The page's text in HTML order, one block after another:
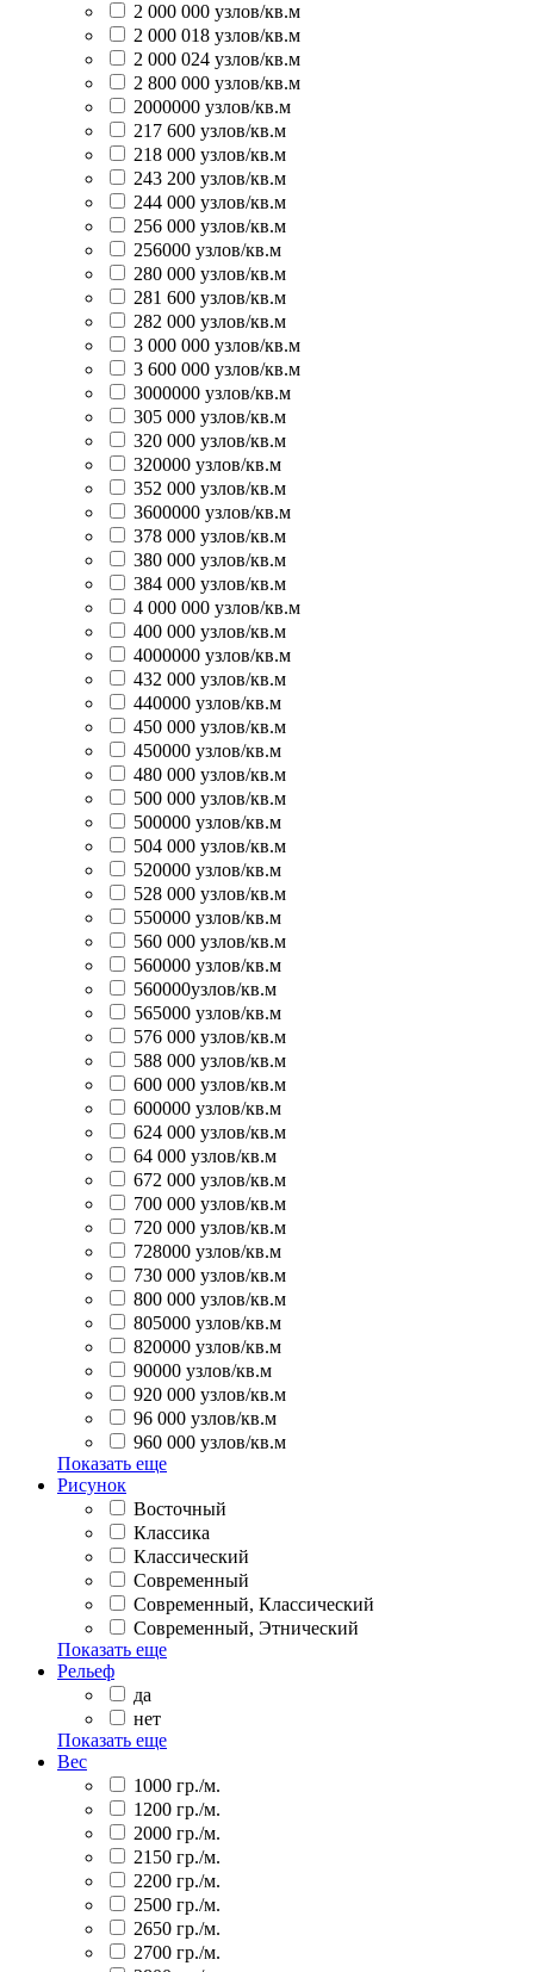
2 000 000 узлов/кв.м
2 000 018 узлов/кв.м
2 000 024 узлов/кв.м
2 800 000 узлов/кв.м
2000000 узлов/кв.м
217 600 узлов/кв.м
218 000 узлов/кв.м
243 200 узлов/кв.м
244 000 узлов/кв.м
256 000 узлов/кв.м
256000 узлов/кв.м
280 000 узлов/кв.м
281 600 узлов/кв.м
282 000 узлов/кв.м
3 000 000 узлов/кв.м
3 600 000 узлов/кв.м
3000000 узлов/кв.м
305 000 узлов/кв.м
320 000 узлов/кв.м
320000 узлов/кв.м
352 000 узлов/кв.м
3600000 узлов/кв.м
378 000 узлов/кв.м
380 000 узлов/кв.м
384 000 узлов/кв.м
4 000 000 узлов/кв.м
400 000 узлов/кв.м
4000000 узлов/кв.м
432 000 узлов/кв.м
440000 узлов/кв.м
450 000 узлов/кв.м
450000 узлов/кв.м
480 000 узлов/кв.м
500 000 узлов/кв.м
500000 узлов/кв.м
504 000 узлов/кв.м
520000 узлов/кв.м
528 000 узлов/кв.м
550000 узлов/кв.м
560 000 узлов/кв.м
560000 узлов/кв.м
560000узлов/кв.м
565000 узлов/кв.м
576 000 узлов/кв.м
588 000 узлов/кв.м
600 000 узлов/кв.м
600000 узлов/кв.м
624 000 узлов/кв.м
64 000 узлов/кв.м
672 000 узлов/кв.м
700 000 узлов/кв.м
720 000 узлов/кв.м
728000 узлов/кв.м
730 000 узлов/кв.м
800 000 узлов/кв.м
805000 узлов/кв.м
820000 узлов/кв.м
90000 узлов/кв.м
920 000 узлов/кв.м
96 000 узлов/кв.м
960 000 узлов/кв.м
Показать еще
Рисунок
Восточный
Классика
Классический
Современный
Современный, Классический
Современный, Этнический
Показать еще
Рельеф
да
нет
Показать еще
Вес
1000 гр./м.
1200 гр./м.
2000 гр./м.
2150 гр./м.
2200 гр./м.
2500 гр./м.
2650 гр./м.
2700 гр./м.